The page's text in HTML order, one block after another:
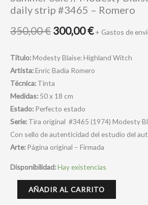
daily strip #3465 – Romero
350,00€ 300,00€ + Gastos de
Título:Modesty Blaise: Highland Witch
Artista:Enric Badía Romero
Técnica: Tinta
Medidas: 50 x 18 cm
Estado: Perfecto estado
Serie: Tira original #3465 (1974) Modesty
Con sello de autenticidad del estudio del
Arte: Página original – Firmada
Disponibilidad:Hay existencias
#3465
Romero
AÑADIR AL CARRITO